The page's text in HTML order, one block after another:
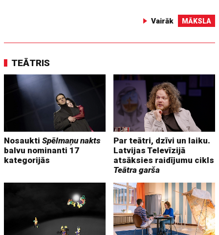
Vairāk MĀKSLA
TEĀTRIS
NosauktiSpēlmaņu nakts
balvu nominanti 17
kategorijās
Par teātri, dzīvi un laiku.
Latvijas Televīzijā
atsāksies raidījumu cikls
Teātra garša